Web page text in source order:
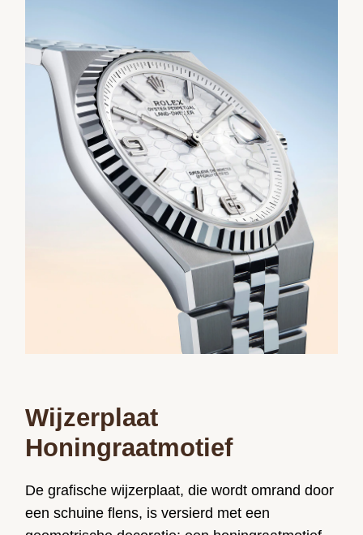
Wijzerplaat
Honingraatmotief
De grafische wijzerplaat, die wordt omrand door
een schuine flens, is versierd met een